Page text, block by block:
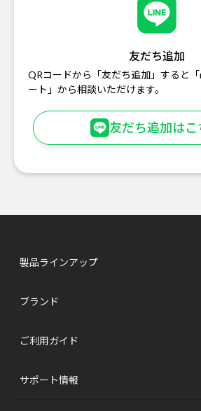
友だち追加
QRコードから「友だち追加」すると
ート」から相談いただけます。
友だち追加はこ
製品ラインアップ
ブランド
ご利用ガイド
サポート情報